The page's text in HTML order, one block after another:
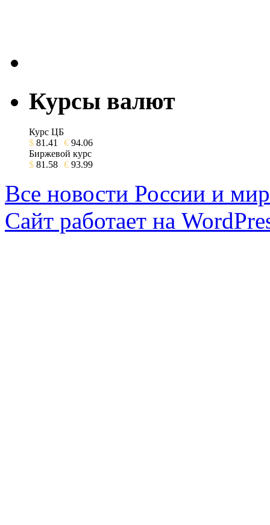
Курсы валют
Курс ЦБ
$ 81.41 € 94.06
Биржевой курс
$ 81.58 € 93.99
Все новости России и
Сайт работает на